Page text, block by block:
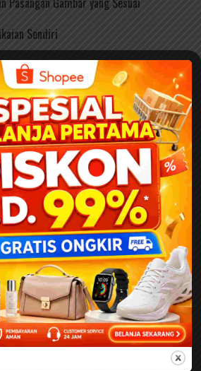
Sendiri
Berkembang Biak
Hewan
Buah-Buahan dalam Bahasa
Sakti: Menanamkan
di Kamar Mandi Sejak Dini
Tidak Bisa Tidur Karena
Ini Bahaya Mengambil Milik
Izin Menurut Al-Quran &
Anak yang Sehat